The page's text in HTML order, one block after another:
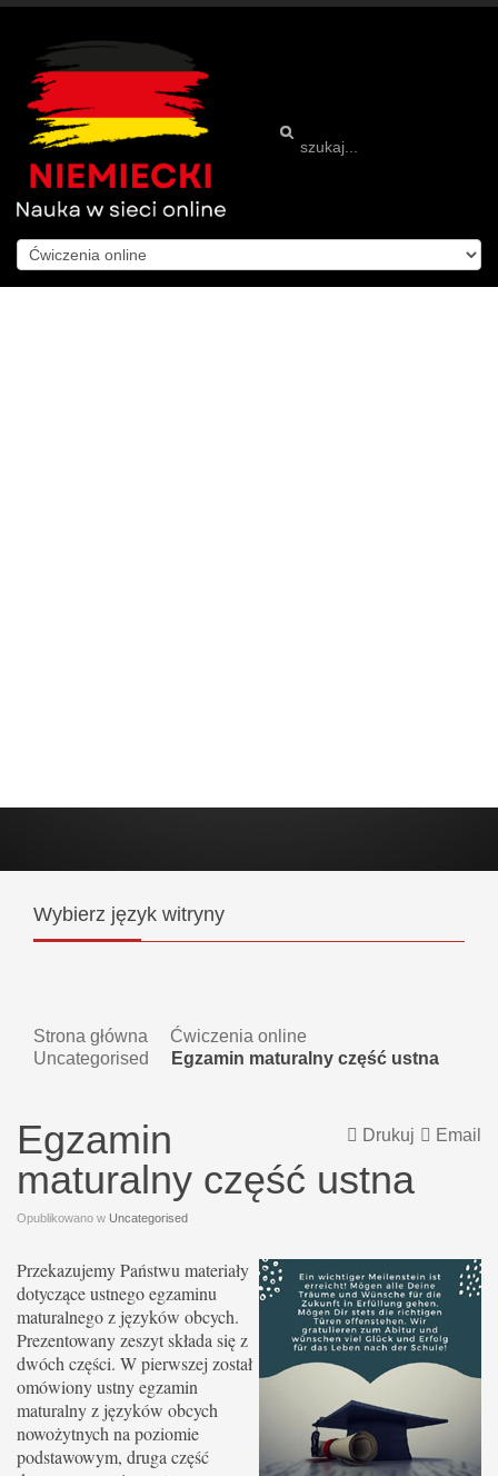
Wybierz język witryny
Strona główna
Ćwiczenia online
Uncategorised
Egzamin maturalny część ustna
Email
Drukuj
Egzamin
maturalny część ustna
Opublikowano w Uncategorised
Przekazujemy Państwu materiały
dotyczące ustnego egzaminu
maturalnego z języków obcych.
Prezentowany zeszyt składa się z
dwóch części. W pierwszej został
omówiony ustny egzamin
maturalny z języków obcych
nowożytnych na poziomie
podstawowym, druga część